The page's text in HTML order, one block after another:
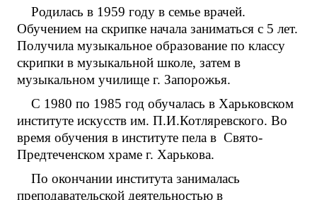
Родилась в 1959 году в семье врачей.
Обучением на скрипке начала заниматься с 5 лет.
Получила музыкальное образование по классу
скрипки в музыкальной школе, затем в
музыкальном училище г. Запорожья.
С 1980 по 1985 год обучалась в Харьковском
институте искусств им. П.И.Котляревского. Во
время обучения в институте пела в Свято-
Предтеченском храме г. Харькова.
По окончании института занималась
преподавательской деятельностью в